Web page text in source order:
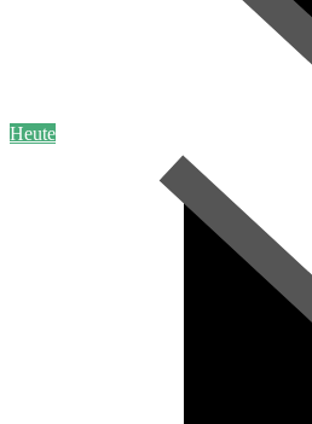
Heute